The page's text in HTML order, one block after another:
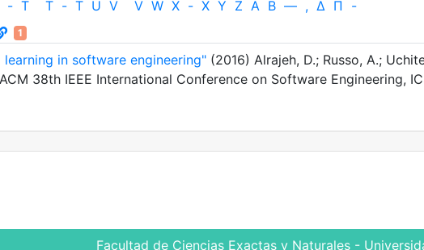
- T T - T U V V W X - X Y Z Α Β — , Δ Π -
1
in software engineering" (2016) Alrajeh, D.; Russo, A.;
38th IEEE International Conference on Software Engineering,
Facultad de Ciencias Exactas y Naturales -